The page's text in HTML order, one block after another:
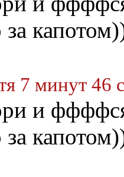
за
7 минут 46
и
за